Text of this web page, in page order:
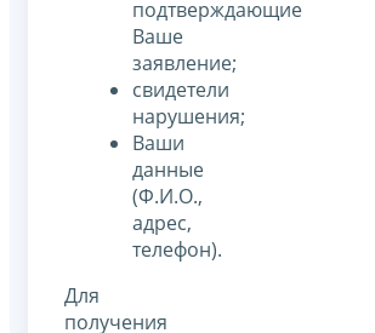
подтверждающие
Ваше
заявление;
свидетели
нарушения;
Ваши
данные
(Ф.И.О.,
адрес,
телефон).
Для
получения